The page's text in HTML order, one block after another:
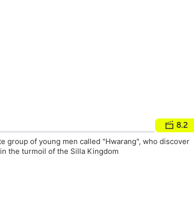
8.2
group of young men called "Hwarang", who discover
the turmoil of the Silla Kingdom